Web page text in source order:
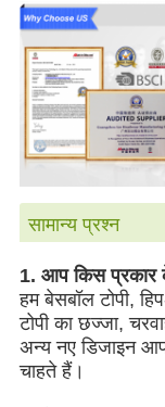
सामान्य प्रश्न
1. आप किस
हम बेसबॉल टोपी,
टोपी का छज्जा,
अन्य नए डिजाइन
चाहते हैं।